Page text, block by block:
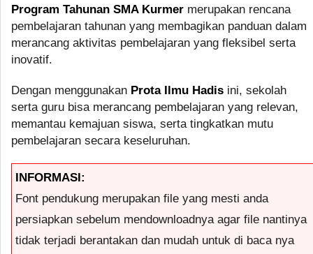
Program Tahunan SMA Kurmer merupakan rencana
pembelajaran tahunan yang membagikan panduan dalam
merancang aktivitas pembelajaran yang fleksibel serta
inovatif.
Dengan menggunakan Prota Ilmu Hadis ini, sekolah
serta guru bisa merancang pembelajaran yang relevan,
memantau kemajuan siswa, serta tingkatkan mutu
pembelajaran secara keseluruhan.
INFORMASI:
Font pendukung merupakan file yang mesti anda
persiapkan sebelum mendownloadnya agar file nantinya
tidak terjadi berantakan dan mudah untuk di baca nya